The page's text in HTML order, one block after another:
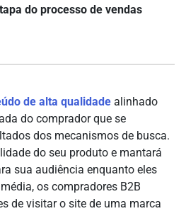
do processo de vendas
de alta qualidade alinhado
do comprador que se
dos mecanismos de busca.
do seu produto e mantará
sua audiência enquanto eles
os compradores B2B
de visitar o site de uma marca